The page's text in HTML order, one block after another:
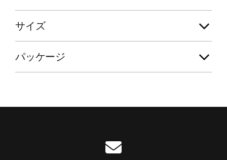
サイズ
パッケージ
脚注